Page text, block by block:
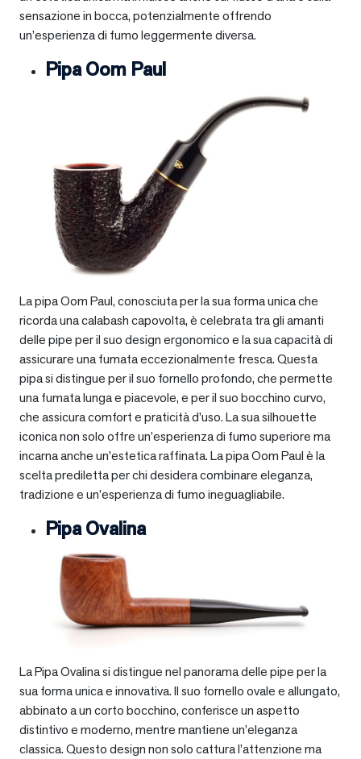
sensazione in bocca, potenzialmente offrendo
un’esperienza di fumo leggermente diversa.
Pipa Oom Paul
La pipa Oom Paul, conosciuta per la sua forma unica che
ricorda una calabash capovolta, è celebrata tra gli amanti
delle pipe per il suo design ergonomico e la sua capacità di
assicurare una fumata eccezionalmente fresca. Questa
pipa si distingue per il suo fornello profondo, che permette
una fumata lunga e piacevole, e per il suo bocchino curvo,
che assicura comfort e praticità d’uso. La sua silhouette
iconica non solo offre un’esperienza di fumo superiore ma
incarna anche un’estetica raffinata. La pipa Oom Paul è la
scelta prediletta per chi desidera combinare eleganza,
tradizione e un’esperienza di fumo ineguagliabile.
Pipa Ovalina
La Pipa Ovalina si distingue nel panorama delle pipe per la
sua forma unica e innovativa. Il suo fornello ovale e allungato,
abbinato a un corto bocchino, conferisce un aspetto
distintivo e moderno, mentre mantiene un’eleganza
classica. Questo design non solo cattura l’attenzione ma